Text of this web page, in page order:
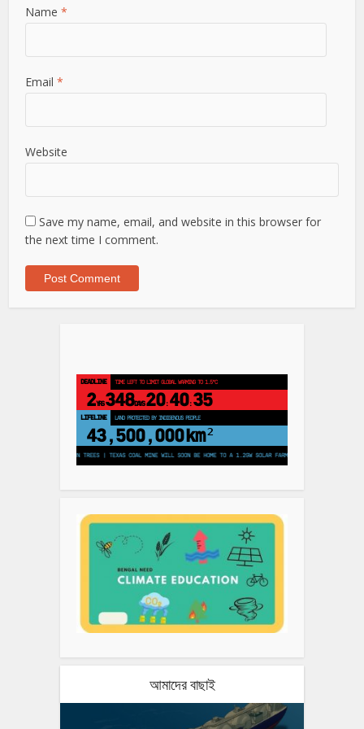
Name *
Email *
Website
Save my name, email, and website in this browser for
the next time I comment.
DEADLINE TIME LEFT TO LIMIT GLOBAL WARMING TO 1.5°C
2YRS 348DAYS 20: 40: 35
LIFELINE LAND PROTECTED BY INDIGENOUS PEOPLE
43,500,000km²
TO PLANT 250 MILLION TREES | TEXAS COAL MINE WILL SOON BE HOME TO A 1.2GW SOLAR FARM | CHINA GENERATES LESS
আমাদের বাছাই